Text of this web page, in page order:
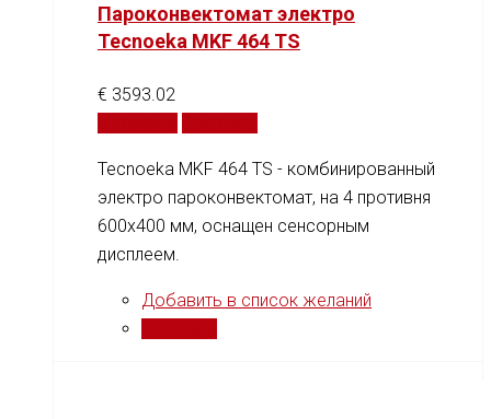
Пароконвектомат электро
Tecnoeka MKF 464 TS
€ 3593.02
Tecnoeka MKF 464 TS - комбинированный
электро пароконвектомат, на 4 противня
600x400 мм, оснащен сенсорным
дисплеем.
Добавить в список желаний